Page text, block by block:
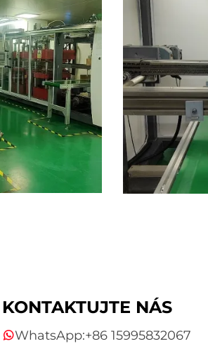
KONTAKTUJTE NÁS
WhatsApp:+86 15995832067